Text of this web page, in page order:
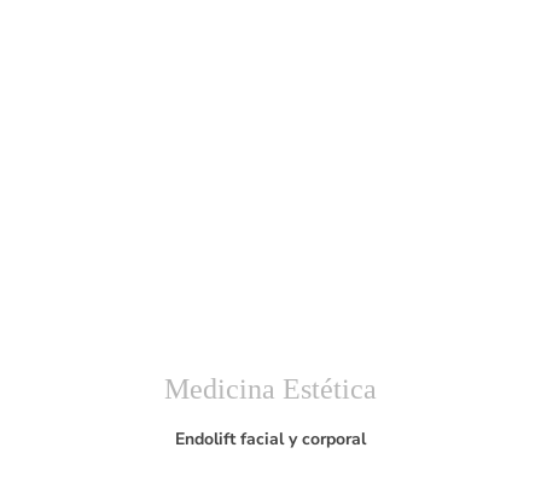
Medicina Estética
Endolift facial y corporal